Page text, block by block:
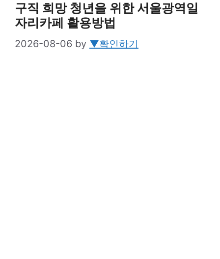
구직 희망 청년을 위한 서울광역일
자리카페 활용방법
2026-08-06 by ▼확인하기